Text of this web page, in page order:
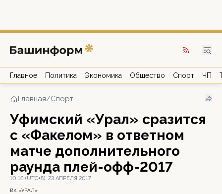
Главное Политика Экономика Общество Спорт ЧП
Главная/Спорт
Уфимский «Урал» сразится
с «Факелом» в ответном
матче дополнительного
раунда плей-офф-2017
10:16 (UTC+5), 23 АПРЕЛЯ 2017
ВК «УРАЛ»